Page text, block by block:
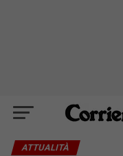
ATTUALITÀ